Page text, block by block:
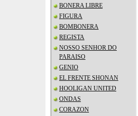
BONERA LIBRE
FIGURA
BOMBONERA
REGISTA
NOSSO SENHOR DO
PARAISO
GENIO
EL FRENTE SHONAN
HOOLIGAN UNITED
ONDAS
CORAZON